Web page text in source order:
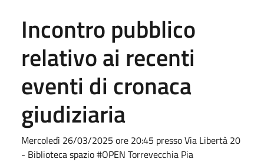
Incontro pubblico
relativo ai recenti
eventi di cronaca
giudiziaria
Mercoledì 26/03/2025 ore 20:45 presso Via Libertà 20
- Biblioteca spazio #OPEN Torrevecchia Pia